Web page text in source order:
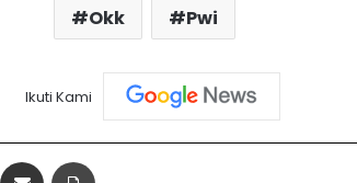
Okk Pwi
Ikuti Kami
Messenger
Share via Email